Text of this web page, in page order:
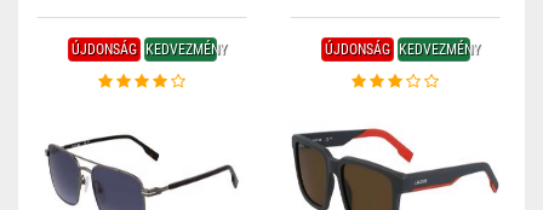
ÚJDONSÁG KEDVEZMÉNY ÚJDONSÁG KEDVEZMÉNY